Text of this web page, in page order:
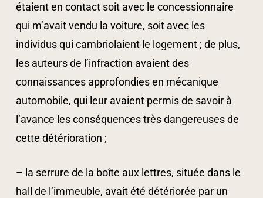
étaient en contact soit avec le concessionnaire
qui m’avait vendu la voiture, soit avec les
individus qui cambriolaient le logement ; de plus,
les auteurs de l’infraction avaient des
connaissances approfondies en mécanique
automobile, qui leur avaient permis de savoir à
l’avance les conséquences très dangereuses de
cette détérioration ;
– la serrure de la boîte aux lettres, située dans le
hall de l’immeuble, avait été détériorée par un